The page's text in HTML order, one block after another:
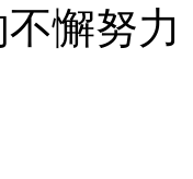
懈努